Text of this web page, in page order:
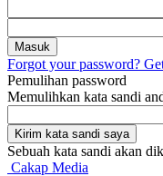
Forgot your password?
Pemulihan password
Memulihkan kata sandi
Sebuah kata sandi akan
Cakap Media